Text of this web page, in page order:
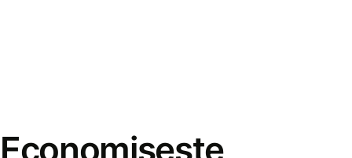
Economisește